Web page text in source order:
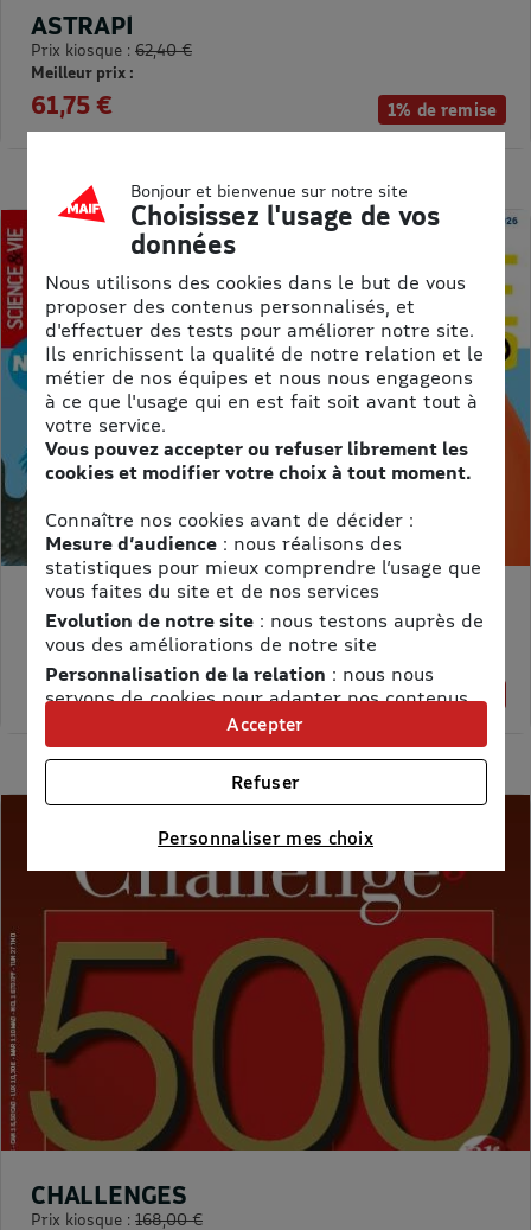
1% de remise
ASTRAPI
Prix kiosque : 62,40 €
Meilleur prix :
61,75 €
18% de remise
MON PETIT SCIENCE ET VIE AVEC NANO
Prix kiosque : 71,40 €
Meilleur prix :
58,65 €
CHALLENGES
Prix kiosque : 168,00 €
Bonjour et bienvenue sur notre site
Choisissez l'usage de vos
données
Nous utilisons des cookies dans le but de vous
proposer des contenus personnalisés, et
d'effectuer des tests pour améliorer notre site.
Ils enrichissent la qualité de notre relation et le
métier de nos équipes et nous nous engageons
à ce que l'usage qui en est fait soit avant tout à
votre service.
Vous pouvez accepter ou refuser librement les
cookies et modifier votre choix à tout moment.
Connaître nos cookies avant de décider :
Mesure d’audience: nous réalisons des
statistiques pour mieux comprendre l’usage que
vous faites du site et de nos services
Evolution de notre site: nous testons auprès de
vous des améliorations de notre site
Personnalisation de la relation : nous nous
servons de cookies pour adapter nos contenus
et personnaliser nos offres
Univers publicitaire: nous utilisons avec nos
partenaires des cookies pour afficher des
publicités personnalisées
Connaître notre politique cookies et la liste de nos
Personnaliser mes choix
Refuser
Accepter